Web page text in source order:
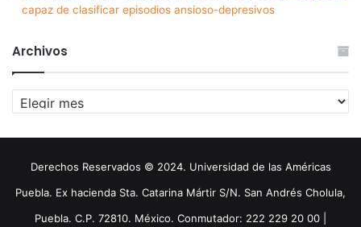
capaz de clasificar episodios ansioso-depresivos
Archivos
Archivos
Derechos Reservados © 2024. Universidad de las Américas
Puebla. Ex hacienda Sta. Catarina Mártir S/N. San Andrés Cholula,
Puebla. C.P. 72810. México. Conmutador: 222 229 20 00 |